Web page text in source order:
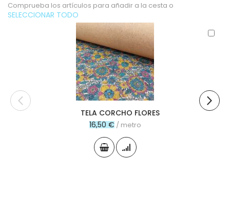
Comprueba los artículos para añadir a la cesta o
SELECCIONAR TODO
TELA CORCHO FLORES
16,50 € / metro